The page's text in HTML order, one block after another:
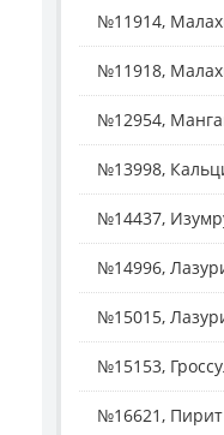
№11914,
№11918,
№12954,
№13998,
№14437,
№14996,
№15015,
№15153,
№16621, Пирит